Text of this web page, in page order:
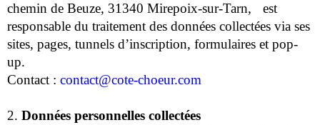
chemin de Beuze, 31340 Mirepoix-sur-Tarn, est
responsable du traitement des données collectées via ses
sites, pages, tunnels d’inscription, formulaires et pop-
up.
Contact : contact@cote-choeur.com
2. Données personnelles collectées